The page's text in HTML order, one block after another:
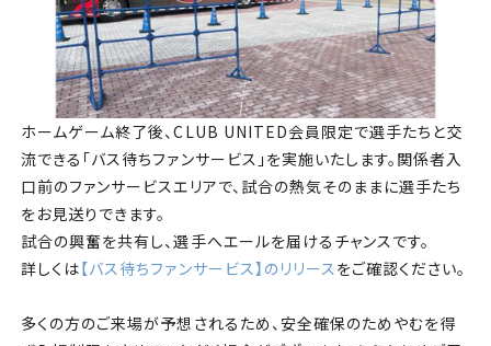
ホームゲーム終了後、CLUB UNITED会員限定で選手たちと交
流できる「バス待ちファンサービス」を実施いたします。関係者入
口前のファンサービスエリアで、試合の熱気そのままに選手たち
をお見送りできます。
試合の興奮を共有し、選手へエールを届けるチャンスです。
詳しくは【バス待ちファンサービス】のリリース をご確認ください。
多くの方のご来場が予想されるため、安全確保のためやむを得